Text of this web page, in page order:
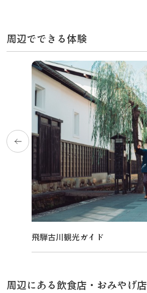
周辺でできる体験
飛騨古川観光ガイド
周辺にある飲食店・おみやげ店